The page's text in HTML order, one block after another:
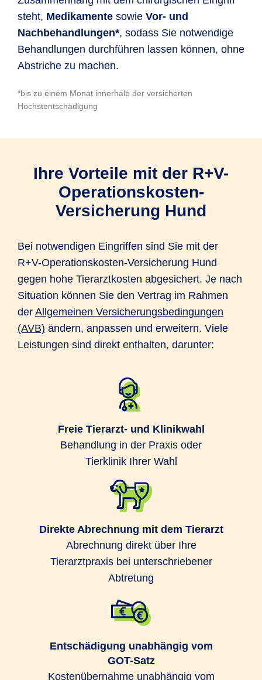
steht, Medikamente sowie Vor- und
Nachbehandlungen*, sodass Sie notwendige
Behandlungen durchführen lassen können, ohne
Abstriche zu machen.
*bis zu einem Monat innerhalb der versicherten
Höchstentschädigung
Ihre Vorteile mit der R+V-
Operationskosten-
Versicherung Hund
Bei notwendigen Eingriffen sind Sie mit der
R+V-Operationskosten-Versicherung Hund
gegen hohe Tierarztkosten abgesichert. Je nach
Situation können Sie den Vertrag im Rahmen
der Allgemeinen Versicherungsbedingungen
(AVB) ändern, anpassen und erweitern. Viele
Leistungen sind direkt enthalten, darunter:
Freie Tierarzt- und Klinikwahl
Behandlung in der Praxis oder
Tierklinik Ihrer Wahl
Direkte Abrechnung mit dem Tierarzt
Abrechnung direkt über Ihre
Tierarztpraxis bei unterschriebener
Abtretung
Entschädigung unabhängig vom
GOT-Satz
Kostenübernahme unabhängig vom